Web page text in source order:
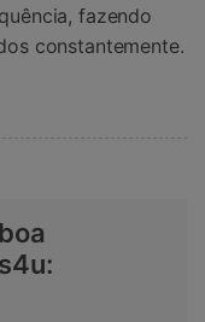
fazendo
constantemente.